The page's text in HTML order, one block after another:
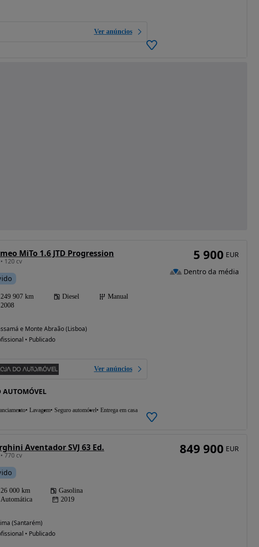
Ver anúncios
MiTo 1.6 JTD Progression
120 cv
249 907 km Diesel
Manual
2008
e Monte Abraão (Lisboa)
• Publicado
Ver anúncios
AUTOMÓVEL
Lavagem Seguro automóvel Entrega em casa
5 900 EUR
Dentro da média
Aventador SVJ 63 Ed.
770 cv
26 000 km
Gasolina
Automática
2019
(Santarém)
• Publicado
849 900 EUR